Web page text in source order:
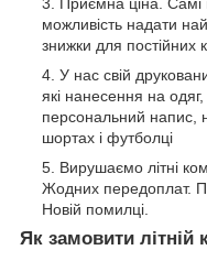
можливість надати
знижки для постійних
У нас свій
які нанесення на
персональний напис,
шортах і футболці
Вирушаємо літні
Жодних передоплат.
Новій помилці.
Як замовити літній